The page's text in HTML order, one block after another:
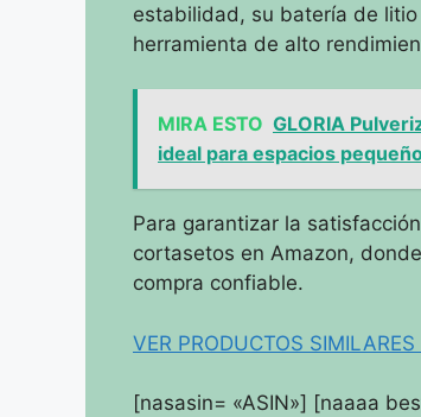
estabilidad, su batería de
herramienta de alto
MIRA ESTO GLORIA
ideal para espacios
Para garantizar la
cortasetos en Amazon,
compra confiable.
VER PRODUCTOS
[nasasin= «ASIN»] [naaaa